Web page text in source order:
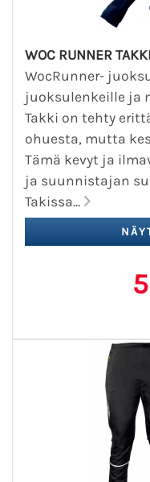
WOC RUNNER
WocRunner-
juoksulenkeille ja
Takki on tehty
ohuesta, mutta
Tämä kevyt ja
ja suunnistajan
Takissa...